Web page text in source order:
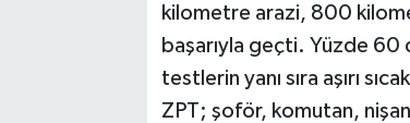
kilometre arazi, 800
başarıyla geçti. Yüzde
testlerin yanı sıra aşırı
ZPT; şoför, komutan,